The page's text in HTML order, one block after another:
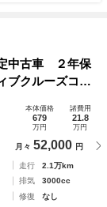
中古車 ２年保
クルーズコン
ｒｄｏｎ ヘッ
ンサー 衝突軽
本体価格
679
万円
諸費用
21.8
万円
月々 52,000 円
走行
2.1万km
排気
3000cc
修復
なし